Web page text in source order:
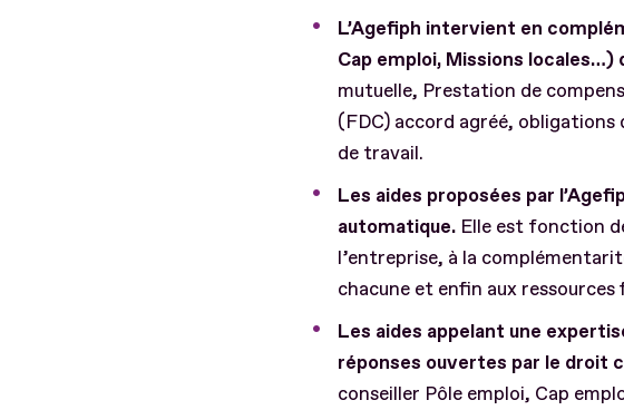
L’Agefiph intervient en
Cap emploi, Missions locales…)
mutuelle, Prestation de
(FDC) accord agréé, obligations
de travail.
Les aides proposées par
automatique.Elle est fonction
l’entreprise, à la
chacune et enfin aux
Les aides appelant une
réponses ouvertes par le droit
conseiller Pôle emploi, Cap